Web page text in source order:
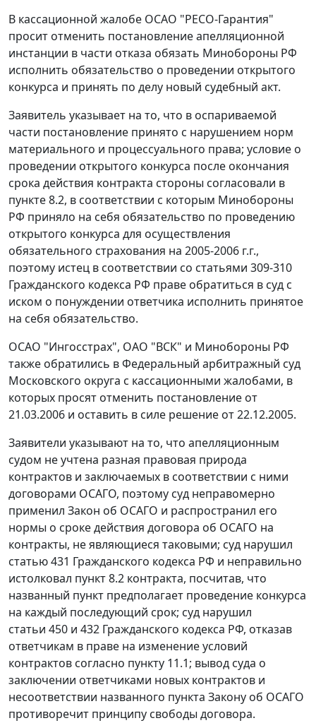
В кассационной жалобе ОСАО "РЕСО-Гарантия"
просит отменить постановление апелляционной
инстанции в части отказа обязать Минобороны РФ
исполнить обязательство о проведении открытого
конкурса и принять по делу новый судебный акт.
Заявитель указывает на то, что в оспариваемой
части постановление принято с нарушением норм
материального и процессуального права; условие о
проведении открытого конкурса после окончания
срока действия контракта стороны согласовали в
пункте 8.2, в соответствии с которым Минобороны
РФ приняло на себя обязательство по проведению
открытого конкурса для осуществления
обязательного страхования на 2005-2006 г.г.,
поэтому истец в соответствии со статьями 309-310
Гражданского кодекса РФ праве обратиться в суд с
иском о понуждении ответчика исполнить принятое
на себя обязательство.
ОСАО "Ингосстрах", ОАО "ВСК" и Минобороны РФ
также обратились в Федеральный арбитражный суд
Московского округа с кассационными жалобами, в
которых просят отменить постановление от
21.03.2006 и оставить в силе решение от 22.12.2005.
Заявители указывают на то, что апелляционным
судом не учтена разная правовая природа
контрактов и заключаемых в соответствии с ними
договорами ОСАГО, поэтому суд неправомерно
применил Закон об ОСАГО и распространил его
нормы о сроке действия договора об ОСАГО на
контракты, не являющиеся таковыми; суд нарушил
статью 431 Гражданского кодекса РФ и неправильно
истолковал пункт 8.2 контракта, посчитав, что
названный пункт предполагает проведение конкурса
на каждый последующий срок; суд нарушил
статьи 450 и 432 Гражданского кодекса РФ, отказав
ответчикам в праве на изменение условий
контрактов согласно пункту 11.1; вывод суда о
заключении ответчиками новых контрактов и
несоответствии названного пункта Закону об ОСАГО
противоречит принципу свободы договора.